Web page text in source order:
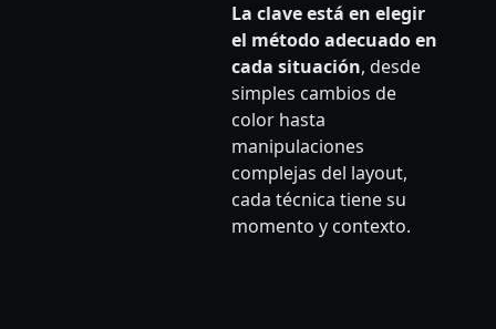
La clave está en elegir
el método adecuado en
cada situación, desde
simples cambios de
color hasta
manipulaciones
complejas del layout,
cada técnica tiene su
momento y contexto.